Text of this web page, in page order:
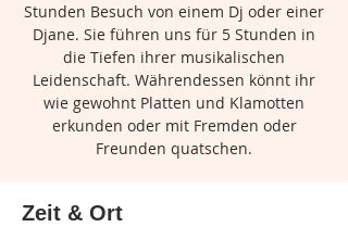
Stunden Besuch von einem Dj oder einer
Djane. Sie führen uns für 5 Stunden in
die Tiefen ihrer musikalischen
Leidenschaft. Währendessen könnt ihr
wie gewohnt Platten und Klamotten
erkunden oder mit Fremden oder
Freunden quatschen.
Zeit & Ort